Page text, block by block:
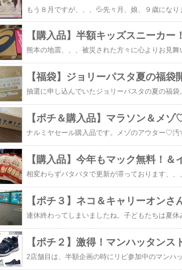
【購入品】半額キッズスニーカ
【福袋】ジョリーパスタ夏の福袋
【ポチ＆購入品】マラソン＆メ
【購入品】今年もマック無料！＆
【ポチ３】ネコ＆キャリーオンさ
【ポチ２】激得！マンハッタンス